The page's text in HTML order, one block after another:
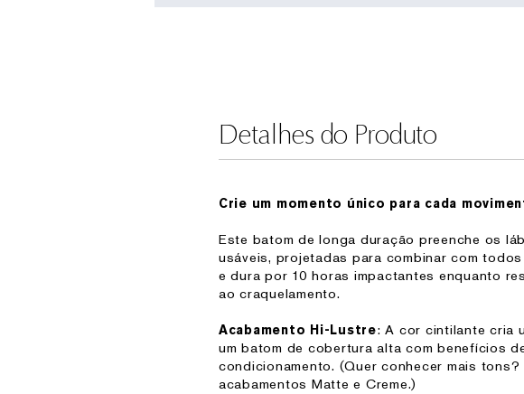
Detalhes do Produto
Crie um momento único para cada
Este batom de longa duração preenche os
usáveis, projetadas para combinar com
e dura por 10 horas impactantes enquanto
ao craquelamento.
Acabamento Hi-Lustre: A cor cintilante cria
um batom de cobertura alta com benefícios
condicionamento. (Quer conhecer mais
acabamentos Matte e Creme.)